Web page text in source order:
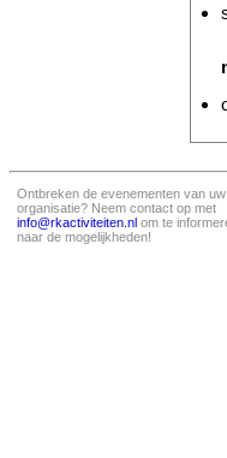
Ontbreken de evenementen van uw
organisatie? Neem contact op met
info@rkactiviteiten.nl om te
naar de mogelijkheden!